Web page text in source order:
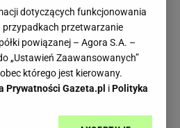
dotyczących funkcjonowania
przypadkach przetwarzanie
powiązanej – Agora S.A. –
„Ustawień Zaawansowanych”
którego jest kierowany.
Prywatności Gazeta.pl iPolityka